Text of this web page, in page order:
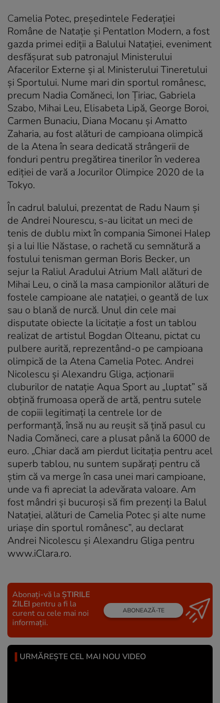
Camelia Potec, preşedintele Federaţiei
Române de Nataţie şi Pentatlon Modern, a fost
gazda primei ediţii a Balului Nataţiei, eveniment
desfăşurat sub patronajul Ministerului
Afacerilor Externe şi al Ministerului Tineretului
şi Sportului. Nume mari din sportul românesc,
precum Nadia Comăneci, Ion Ţiriac, Gabriela
Szabo, Mihai Leu, Elisabeta Lipă, George Boroi,
Carmen Bunaciu, Diana Mocanu şi Amatto
Zaharia, au fost alături de campioana olimpică
de la Atena în seara dedicată strângerii de
fonduri pentru pregătirea tinerilor în vederea
ediției de vară a Jocurilor Olimpice 2020 de la
Tokyo.
În cadrul balului, prezentat de Radu Naum şi
de Andrei Nourescu, s-au licitat un meci de
tenis de dublu mixt în compania Simonei Halep
şi a lui Ilie Năstase, o rachetă cu semnătură a
fostului tenisman german Boris Becker, un
sejur la Raliul Aradului Atrium Mall alături de
Mihai Leu, o cină la masa campionilor alături de
fostele campioane ale nataţiei, o geantă de lux
sau o blană de nurcă. Unul din cele mai
disputate obiecte la licitaţie a fost un tablou
realizat de artistul Bogdan Olteanu, pictat cu
pulbere aurită, reprezentând-o pe campioana
olimpică de la Atena Camelia Potec. Andrei
Nicolescu şi Alexandru Gliga, acţionarii
cluburilor de nataţie Aqua Sport au „luptat” să
obţină frumoasa operă de artă, pentru sutele
de copiii legitimaţi la centrele lor de
performanţă, însă nu au reuşit să ţină pasul cu
Nadia Comăneci, care a plusat până la 6000 de
euro. „Chiar dacă am pierdut licitaţia pentru acel
superb tablou, nu suntem supăraţi pentru că
ştim că va merge în casa unei mari campioane,
unde va fi apreciat la adevărata valoare. Am
fost mândri şi bucuroşi să fim prezenţi la Balul
Nataţiei, alături de Camelia Potec şi alte nume
uriaşe din sportul românesc”, au declarat
Andrei Nicolescu şi Alexandru Gliga pentru
www.iClara.ro.
Abonați-vă la ȘTIRILE
ZILEI pentru a fi la
curent cu cele mai noi
informații.
ABONEAZĂ-TE
URMĂREȘTE CEL MAI NOU VIDEO